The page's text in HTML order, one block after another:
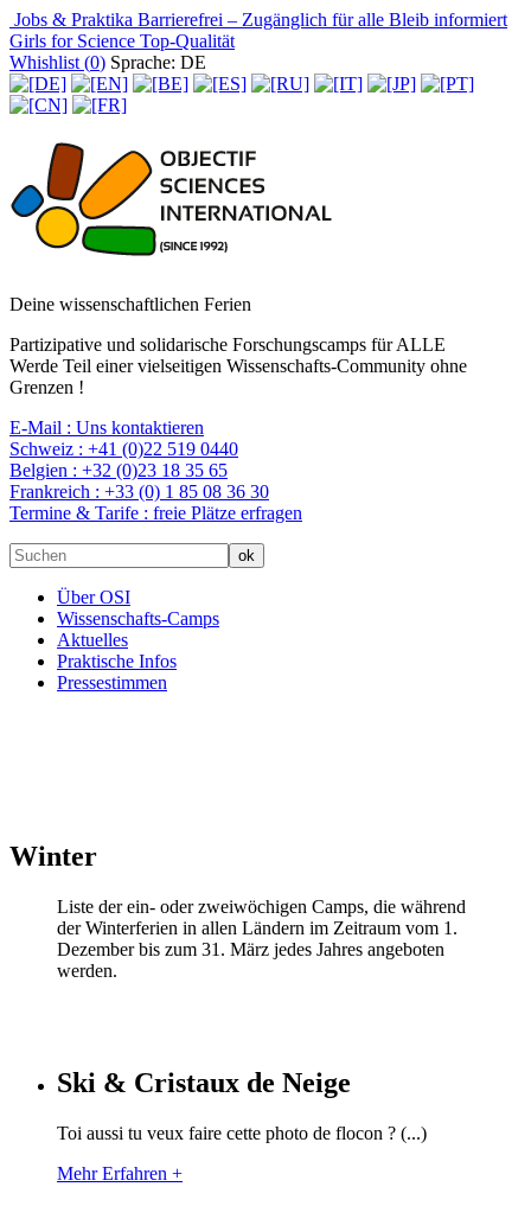
Jobs & Praktika Barrierefrei – Zugänglich für alle Bleib informiert
Girls for Science Top-Qualität
Whishlist (0) Sprache: DE
Deine wissenschaftlichen Ferien
Partizipative und solidarische Forschungscamps für ALLE
Werde Teil einer vielseitigen Wissenschafts-Community ohne
Grenzen !
E-Mail : Uns kontaktieren
Schweiz : +41 (0)22 519 0440
Belgien : +32 (0)23 18 35 65
Frankreich : +33 (0) 1 85 08 36 30
Termine & Tarife : freie Plätze erfragen
Über OSI
Wissenschafts-Camps
Aktuelles
Praktische Infos
Pressestimmen
Winter
Liste der ein- oder zweiwöchigen Camps, die während
der Winterferien in allen Ländern im Zeitraum vom 1.
Dezember bis zum 31. März jedes Jahres angeboten
werden.
Ski & Cristaux de Neige
Toi aussi tu veux faire cette photo de flocon ? (...)
Mehr Erfahren +